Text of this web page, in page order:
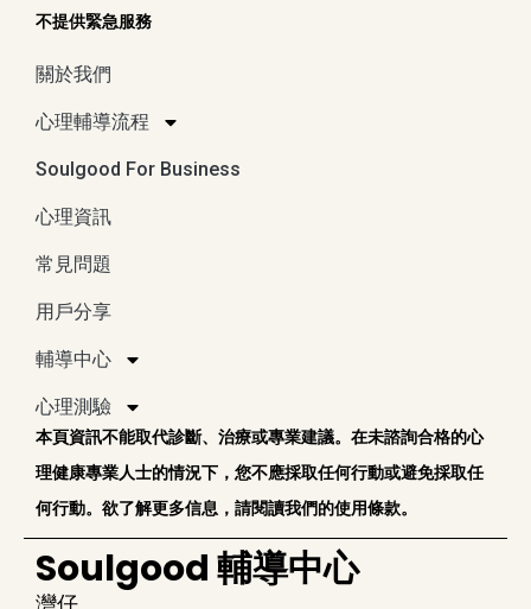
不提供緊急服務
關於我們
心理輔導流程
Soulgood For Business
心理資訊
常見問題
用戶分享
輔導中心
心理測驗
本頁資訊不能取代診斷、治療或專業建議。在未諮詢合格的心
理健康專業人士的情況下，您不應採取任何行動或避免採取任
何行動。欲了解更多信息，請閱讀我們的使用條款。
Soulgood 輔導中心